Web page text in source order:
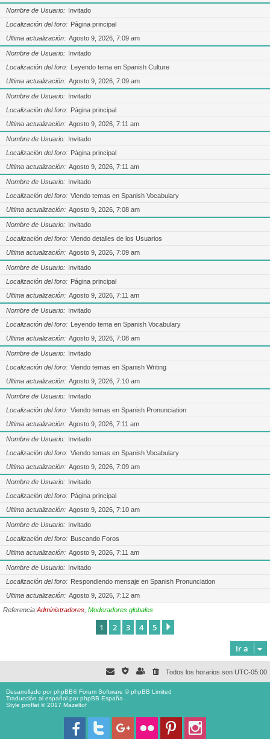
Nombre de Usuario
Invitado
Localización del foro
Página principal
Ultima actualización
Agosto 9, 2026, 7:09 am
Nombre de Usuario
Invitado
Localización del foro
Leyendo tema en Spanish Culture
Ultima actualización
Agosto 9, 2026, 7:09 am
Nombre de Usuario
Invitado
Localización del foro
Página principal
Ultima actualización
Agosto 9, 2026, 7:11 am
Nombre de Usuario
Invitado
Localización del foro
Página principal
Ultima actualización
Agosto 9, 2026, 7:11 am
Nombre de Usuario
Invitado
Localización del foro
Viendo temas en Spanish Vocabulary
Ultima actualización
Agosto 9, 2026, 7:08 am
Nombre de Usuario
Invitado
Localización del foro
Viendo detalles de los Usuarios
Ultima actualización
Agosto 9, 2026, 7:09 am
Nombre de Usuario
Invitado
Localización del foro
Página principal
Ultima actualización
Agosto 9, 2026, 7:11 am
Nombre de Usuario
Invitado
Localización del foro
Leyendo tema en Spanish Vocabulary
Ultima actualización
Agosto 9, 2026, 7:08 am
Nombre de Usuario
Invitado
Localización del foro
Viendo temas en Spanish Writing
Ultima actualización
Agosto 9, 2026, 7:10 am
Nombre de Usuario
Invitado
Localización del foro
Viendo temas en Spanish Pronunciation
Ultima actualización
Agosto 9, 2026, 7:11 am
Nombre de Usuario
Invitado
Localización del foro
Viendo temas en Spanish Vocabulary
Ultima actualización
Agosto 9, 2026, 7:09 am
Nombre de Usuario
Invitado
Localización del foro
Página principal
Ultima actualización
Agosto 9, 2026, 7:10 am
Nombre de Usuario
Invitado
Localización del foro
Buscando Foros
Ultima actualización
Agosto 9, 2026, 7:11 am
Nombre de Usuario
Invitado
Localización del foro
Respondiendo mensaje en Spanish Pronunciation
Ultima actualización
Agosto 9, 2026, 7:12 am
Referencia:Administradores Moderadores globales
1 2 3 4 5
Ir a
Todos los horarios son UTC-05:00
Desarrollado porphpBB® Forum Software © phpBB Limited
Traducción al español porphpBB España
Style proflat © 2017 Mazeltof